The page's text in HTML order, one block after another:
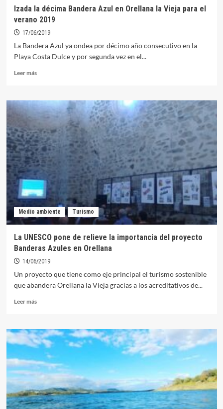
Izada la décima Bandera Azul en Orellana la Vieja para el
verano 2019
17/06/2019
La Bandera Azul ya ondea por décimo año consecutivo en la
Playa Costa Dulce y por segunda vez en el...
Leer másLeer
Izada
la
décima
Bandera
Azul
en
Orellana
la
para
el
verano
2019
Medio ambiente Turismo
La UNESCO pone de relieve la importancia del proyecto
Banderas Azules en Orellana
14/06/2019
Un proyecto que tiene como eje principal el turismo sostenible
que abandera Orellana la Vieja gracias a los acreditativos de...
Leer másLeer
La
UNESCO
pone
relieve
importancia
del
proyecto